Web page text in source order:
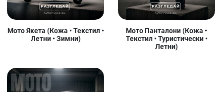
Мото Якета (Кожа • Текстил •
Летни • Зимни)
Мото Панталони (Кожа •
Текстил • Туристически •
Летни)